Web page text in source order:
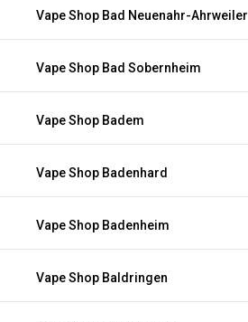
Vape Shop Bad Neuenahr-Ahrweiler
Vape Shop Bad Sobernheim
Vape Shop Badem
Vape Shop Badenhard
Vape Shop Badenheim
Vape Shop Baldringen